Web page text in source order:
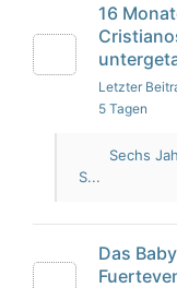
16
Letzter
5 Tagen
Sechs
S...
Das